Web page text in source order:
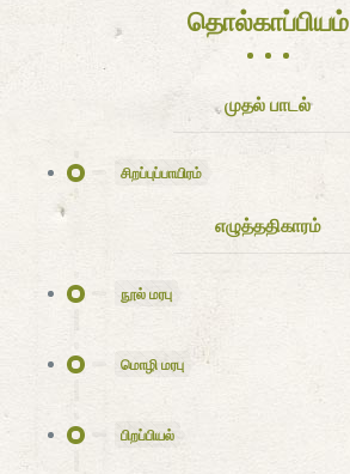
தொல்காப்பியம்
முதல் பாடல்
சிறப்புப்பாயிரம்
எழுத்ததிகாரம்
நூல் மரபு
மொழி மரபு
பிறப்பியல்